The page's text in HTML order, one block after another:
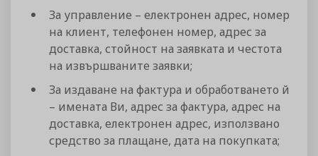
За управление – електронен адрес, номер
на клиент, телефонен номер, адрес за
доставка, стойност на заявката и честота
на извършваните заявки;
За издаване на фактура и обработването й
– имената Ви, адрес за фактура, адрес на
доставка, електронен адрес, използвано
средство за плащане, дата на покупката;